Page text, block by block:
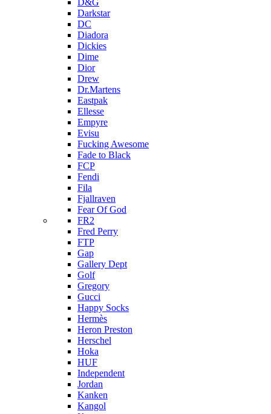
D&G
Darkstar
DC
Diadora
Dickies
Dime
Dior
Drew
Dr.Martens
Eastpak
Ellesse
Empyre
Evisu
Fucking Awesome
Fade to Black
FCP
Fendi
Fila
Fjallraven
Fear Of God
FR2
Fred Perry
FTP
Gap
Gallery Dept
Golf
Gregory
Gucci
Happy Socks
Hermès
Heron Preston
Hersсhel
Hoka
HUF
Independent
Jordan
Kanken
Kangol